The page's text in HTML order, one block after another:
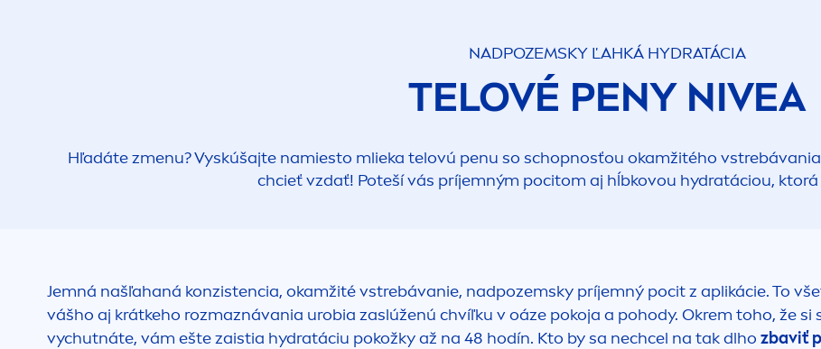
NADPOZEMSKY ĽAHKÁ HYDRATÁCIA
TELOVÉ PENY NIVEA
Hľadáte zmenu? Vyskúšajte namiesto mlieka telovú penu so schopnosťou okamžitého
chcieť vzdať! Poteší vás príjemným pocitom aj hĺbkovou hydratáciou, ktorá
Jemná našľahaná konzistencia, okamžité vstrebávanie, nadpozemsky príjemný pocit z aplikácie. To
vášho aj krátkeho rozmaznávania urobia zaslúženú chvíľku v oáze pokoja a pohody. Okrem toho, že
vychutnáte, vám ešte zaistia hydratáciu pokožky až na 48 hodín. Kto by sa nechcel na tak dlho zbaviť